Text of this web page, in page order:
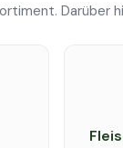
Darüber